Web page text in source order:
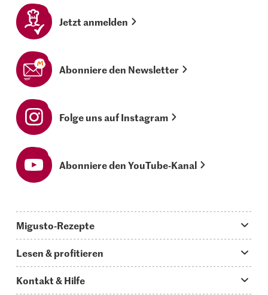
Jetzt anmelden
Abonniere den Newsletter
Folge uns auf Instagram
Abonniere den YouTube-Kanal
Migusto-Rezepte
Was koche ich heute?
Lesen & profitieren
Kontakt & Hilfe